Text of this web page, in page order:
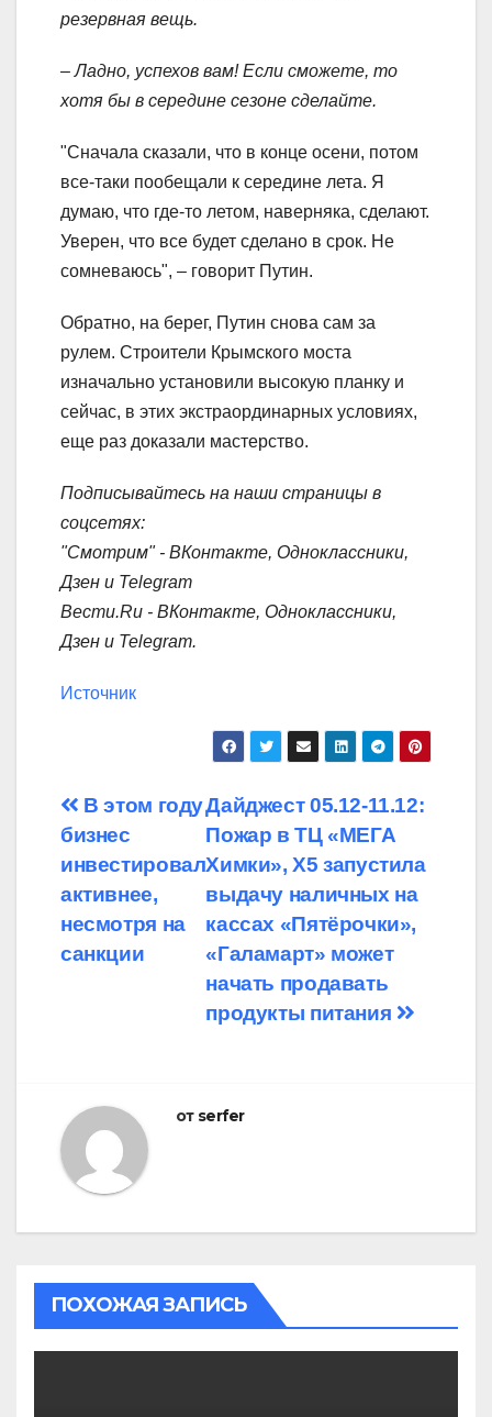
резервная вещь.
– Ладно, успехов вам! Если сможете, то
хотя бы в середине сезоне сделайте.
"Сначала сказали, что в конце осени, потом
все-таки пообещали к середине лета. Я
думаю, что где-то летом, наверняка, сделают.
Уверен, что все будет сделано в срок. Не
сомневаюсь", – говорит Путин.
Обратно, на берег, Путин снова сам за
рулем. Строители Крымского моста
изначально установили высокую планку и
сейчас, в этих экстраординарных условиях,
еще раз доказали мастерство.
Подписывайтесь на наши страницы в
соцсетях:
"Смотрим" ‐ ВКонтакте, Одноклассники,
Дзен и Telegram
Вести.Ru ‐ ВКонтакте, Одноклассники,
Дзен и Telegram.
Источник
Навигация
по
записям
Дайджест 05.12-11.12:
Пожар в ТЦ «МЕГА
Химки», Х5 запустила
выдачу наличных на
кассах «Пятёрочки»,
«Галамарт» может
начать продавать
продукты питания
В этом году
бизнес
инвестировал
активнее,
несмотря на
санкции
от serfer
ПОХОЖАЯ ЗАПИСЬ